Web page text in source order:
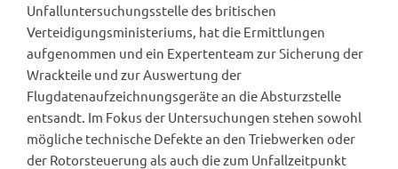
Unfalluntersuchungsstelle des britischen
Verteidigungsministeriums, hat die Ermittlungen
aufgenommen und ein Expertenteam zur Sicherung der
Wrackteile und zur Auswertung der
Flugdatenaufzeichnungsgeräte an die Absturzstelle
entsandt. Im Fokus der Untersuchungen stehen sowohl
mögliche technische Defekte an den Triebwerken oder
der Rotorsteuerung als auch die zum Unfallzeitpunkt